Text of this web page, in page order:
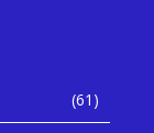
(61)